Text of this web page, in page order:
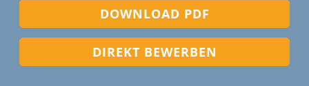
DOWNLOAD PDF
DIREKT BEWERBEN